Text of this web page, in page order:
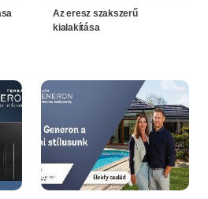
Az eresz szakszerű
kialakítása